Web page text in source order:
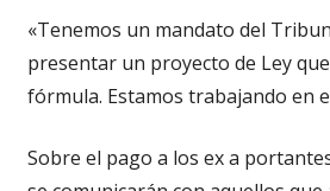
«Tenemos un mandato del
presentar un proyecto de Ley
fórmula. Estamos trabajando en
Sobre el pago a los ex a